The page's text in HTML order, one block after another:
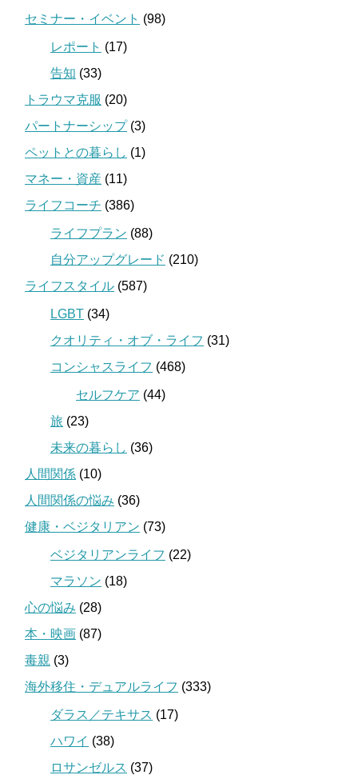
セミナー・イベント (98)
レポート (17)
告知 (33)
トラウマ克服 (20)
パートナーシップ(3)
ペットとの暮らし (1)
マネー・資産 (11)
ライフコーチ (386)
ライフプラン (88)
自分アップグレード (210)
ライフスタイル (587)
LGBT (34)
クオリティ・オブ・ライフ (31)
コンシャスライフ (468)
セルフケア (44)
旅 (23)
未来の暮らし (36)
人間関係 (10)
人間関係の悩み (36)
健康・ベジタリアン (73)
ベジタリアンライフ (22)
マラソン (18)
心の悩み (28)
本・映画 (87)
毒親 (3)
海外移住・デュアルライフ (333)
ダラス／テキサス (17)
ハワイ (38)
ロサンゼルス (37)